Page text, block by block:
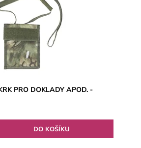
PRO DOKLADY APOD. -